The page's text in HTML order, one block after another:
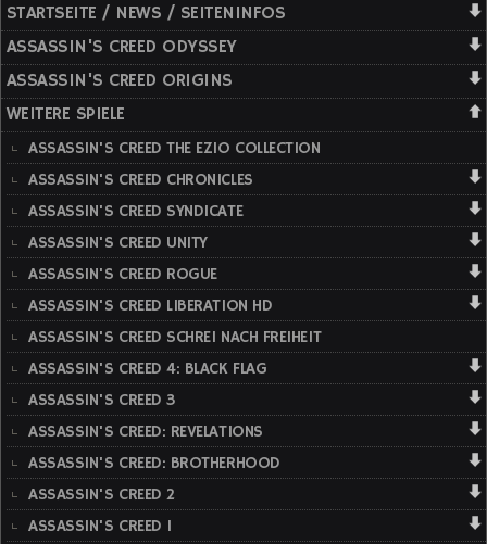
STARTSEITE / NEWS / SEITENINFOS
ASSASSIN'S CREED ODYSSEY
ASSASSIN'S CREED ORIGINS
WEITERE SPIELE
ASSASSIN'S CREED THE EZIO COLLECTION
ASSASSIN'S CREED CHRONICLES
ASSASSIN'S CREED SYNDICATE
ASSASSIN'S CREED UNITY
ASSASSIN'S CREED ROGUE
ASSASSIN'S CREED LIBERATION HD
ASSASSIN'S CREED SCHREI NACH FREIHEIT
ASSASSIN'S CREED 4: BLACK FLAG
ASSASSIN'S CREED 3
ASSASSIN'S CREED: REVELATIONS
ASSASSIN'S CREED: BROTHERHOOD
ASSASSIN'S CREED 2
ASSASSIN'S CREED 1